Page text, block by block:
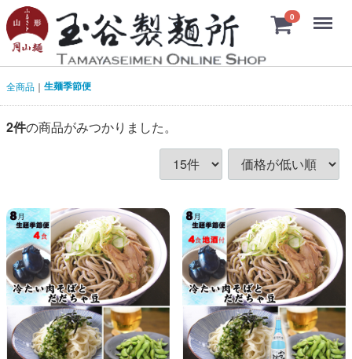
0 Menu
全商品 生麺季節便
2件の商品がみつかりました。